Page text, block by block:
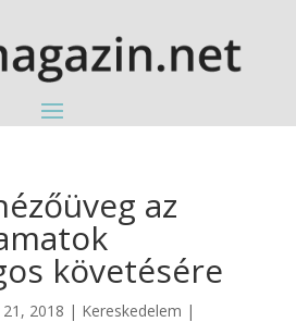
az
követésére
2018 | Kereskedelem |